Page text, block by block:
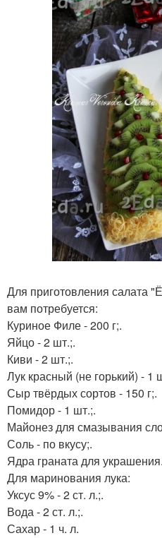
Для приготовления салата
вам потребуется:
Куриное Филе - 200 г;.
Яйцо - 2 шт.;.
Киви - 2 шт.;.
Лук красный (не горький) - 1
Сыр твёрдых сортов - 150 г;.
Помидор - 1 шт.;.
Майонез для смазывания
Соль - по вкусу;.
Ядра граната для украшения.
Для маринования лука:
Уксус 9% - 2 ст. л.;.
Вода - 2 ст. л.;.
Сахар - 1 ч. л.